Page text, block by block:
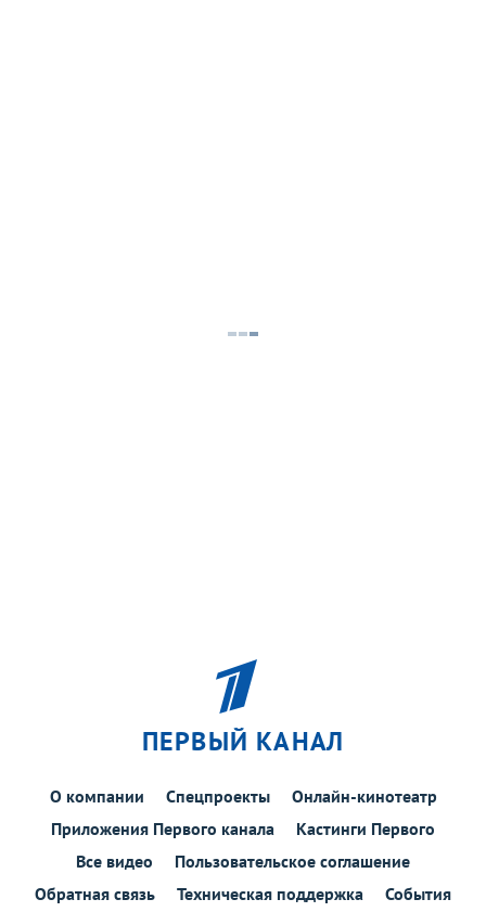
ПЕРВЫЙ КАНАЛ
О компании Спецпроекты
Онлайн-кинотеатр
Приложения Первого канала
Кастинги Первого
Все видео
Пользовательское соглашение
Обратная связь
Техническая поддержка События